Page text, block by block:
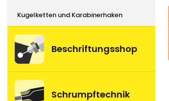
Kugelketten und Karabinerhaken
Beschriftungsshop
Schrumpftechnik